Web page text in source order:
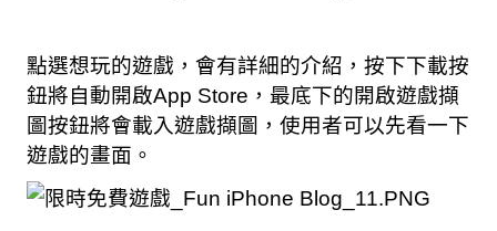
點選想玩的遊戲，會有詳細的介紹，按下下載按
鈕將自動開啟App Store，最底下的開啟遊戲擷
圖按鈕將會載入遊戲擷圖，使用者可以先看一下
遊戲的畫面。